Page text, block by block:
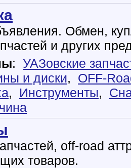
Обмен,
и других
:
УАЗовские
и диски,
OFF-
, Инструменты,
off-road
товаров.